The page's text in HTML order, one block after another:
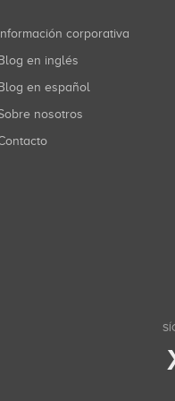
Información corporativa
Blog en inglés
Blog en español
Sobre nosotros
Contacto